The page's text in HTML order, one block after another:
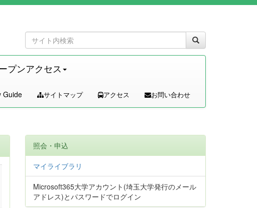
プンアクセス
Guide サイトマップ アクセス お問い合わせ
照会・申込
マイライブラリ
Microsoft365大学アカウント(埼玉大学発行のメール
アドレス)とパスワードでログイン